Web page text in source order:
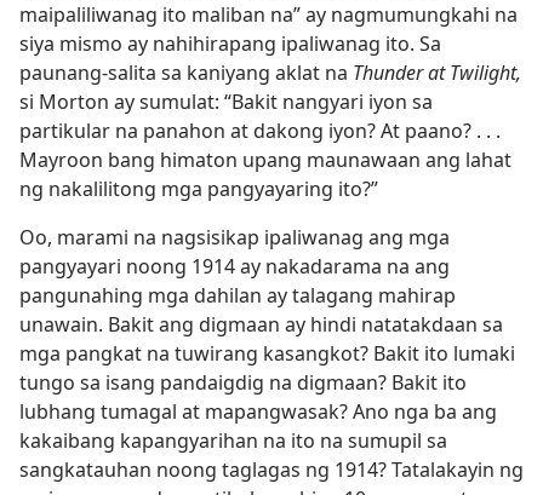
maipaliliwanag ito maliban na” ay nagmumungkahi na
siya mismo ay nahihirapang ipaliwanag ito. Sa
paunang-salita sa kaniyang aklat na Thunder at Twilight,
si Morton ay sumulat: “Bakit nangyari iyon sa
partikular na panahon at dakong iyon? At paano? . . .
Mayroon bang himaton upang maunawaan ang lahat
ng nakalilitong mga pangyayaring ito?”
Oo, marami na nagsisikap ipaliwanag ang mga
pangyayari noong 1914 ay nakadarama na ang
pangunahing mga dahilan ay talagang mahirap
unawain. Bakit ang digmaan ay hindi natatakdaan sa
mga pangkat na tuwirang kasangkot? Bakit ito lumaki
tungo sa isang pandaigdig na digmaan? Bakit ito
lubhang tumagal at mapangwasak? Ano nga ba ang
kakaibang kapangyarihan na ito na sumupil sa
sangkatauhan noong taglagas ng 1914? Tatalakayin ng